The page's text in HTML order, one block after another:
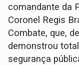
comandante da
Coronel Regis
Combate, que,
demonstrou
segurança